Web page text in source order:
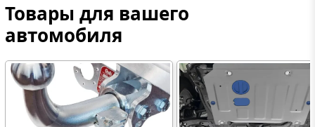
Товары для вашего
автомобиля